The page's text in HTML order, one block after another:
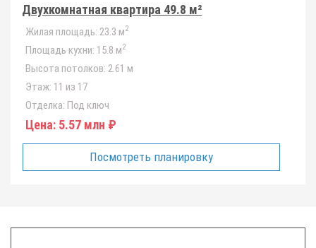
Двухкомнатная квартира 49.8 м²
Жилая площадь: 23.3 м2
Площадь кухни: 15.8 м2
Высота потолков: 2.61 м
Этаж: 11 из 17
Отделка: Под ключ
Цена: 5.57 млн ₽
Посмотреть планировку